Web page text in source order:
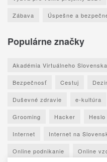
Zábava Úspešne a
Populárne značky
Akadémia Virtuálneho Slovenska
Bezpečnosť Cestuj
Duševné zdravie e-kultúra
Grooming Hacker Heslo
Internet Internet na
Online podnikanie Online